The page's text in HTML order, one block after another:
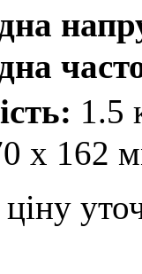
x 162
ціну